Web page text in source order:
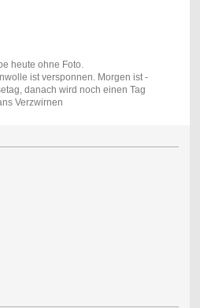
heute ohne Foto.
ist versponnen. Morgen ist -
danach wird noch einen Tag
Verzwirnen